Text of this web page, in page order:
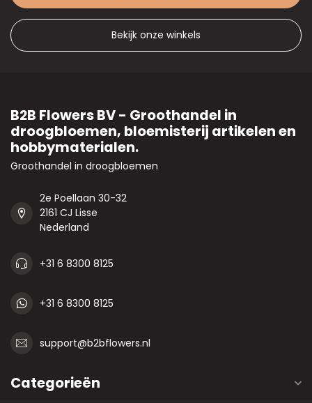
Bekijk onze winkels
B2B Flowers BV - Groothandel in
droogbloemen, bloemisterij artikelen en
hobbymaterialen.
Groothandel in droogbloemen
2e Poellaan 30-32
2161 CJ Lisse
Nederland
+31 6 8300 8125
+31 6 8300 8125
support@b2bflowers.nl
Categorieën